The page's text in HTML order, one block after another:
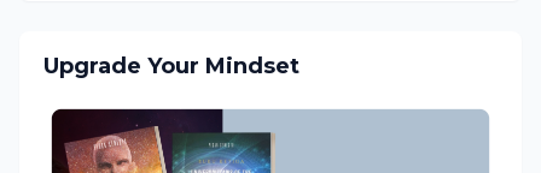
Upgrade Your Mindset